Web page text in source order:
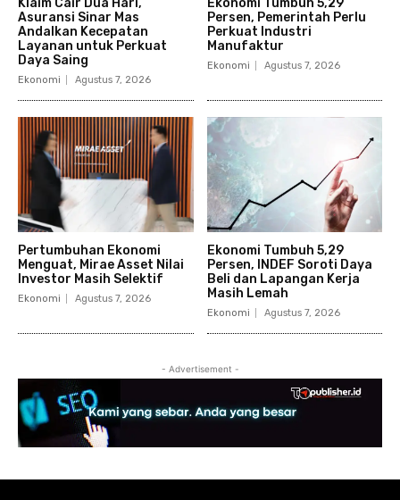
Asuransi Sinar Mas
Andalkan Kecepatan
Layanan untuk Perkuat
Daya Saing
Ekonomi Agustus 7, 2026
Persen, Pemerintah Perlu
Perkuat Industri
Manufaktur
Ekonomi Agustus 7, 2026
Pertumbuhan Ekonomi
Menguat, Mirae Asset Nilai
Investor Masih Selektif
Ekonomi Agustus 7, 2026
Ekonomi Tumbuh 5,29
Persen, INDEF Soroti Daya
Beli dan Lapangan Kerja
Masih Lemah
Ekonomi Agustus 7, 2026
- Advertisement -